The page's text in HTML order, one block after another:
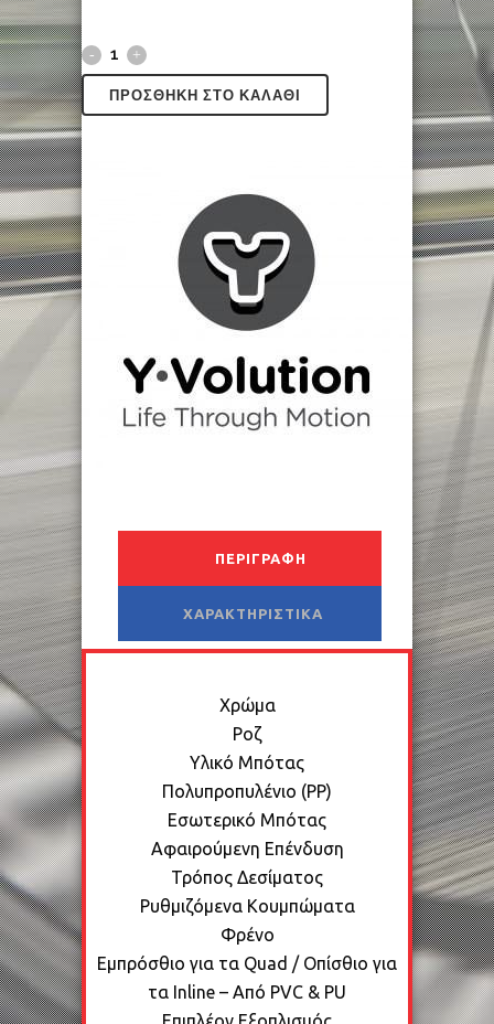
ΠΡΟΣΘΉΚΗ ΣΤΟ ΚΑΛΆΘΙ
ΠΕΡΙΓΡΑΦΉ
ΧΑΡΑΚΤΗΡΙΣΤΙΚΆ
Χρώμα
Ροζ
Υλικό Μπότας
Πολυπροπυλένιο (PP)
Εσωτερικό Μπότας
Αφαιρούμενη Επένδυση
Τρόπος Δεσίματος
Ρυθμιζόμενα Κουμπώματα
Φρένο
Εμπρόσθιο για τα Quad / Οπίσθιο για
τα Inline – Από PVC & PU